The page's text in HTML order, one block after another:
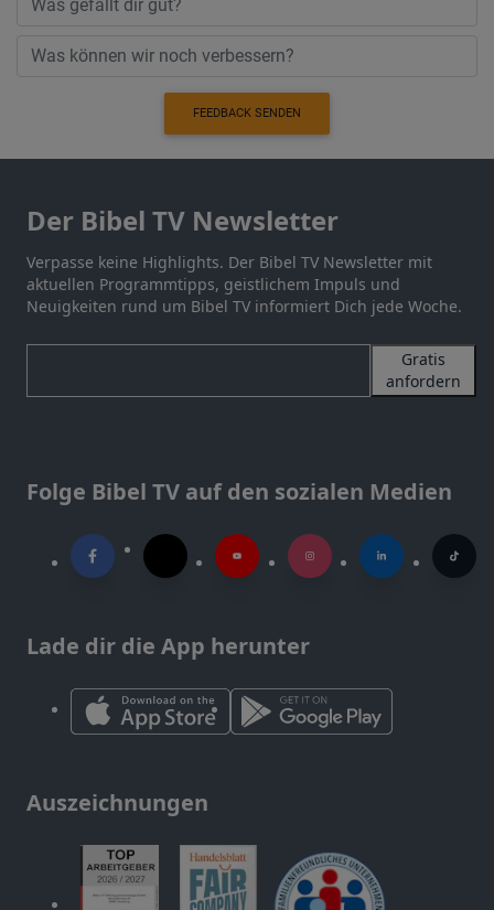
FEEDBACK SENDEN
Der Bibel TV Newsletter
Verpasse keine Highlights. Der Bibel TV Newsletter mit
aktuellen Programmtipps, geistlichem Impuls und
Neuigkeiten rund um Bibel TV informiert Dich jede Woche.
Gratis
anfordern
Folge Bibel TV auf den sozialen Medien
Lade dir die App herunter
Auszeichnungen